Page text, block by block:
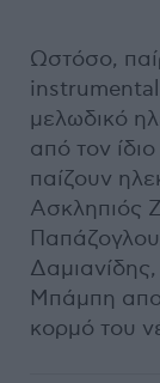
Ωστόσο,
μελωδικό
από τον
παίζουν
Ασκληπιός
Μπάμπη
κορμό του